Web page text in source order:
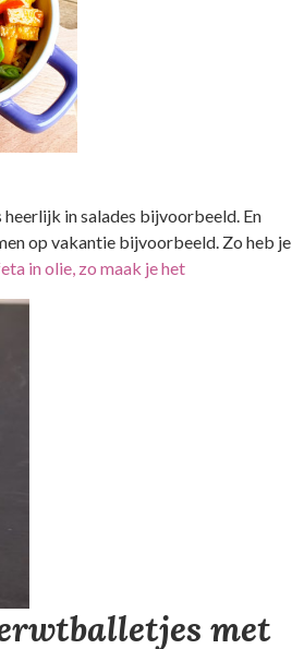
in salades bijvoorbeeld. En
op vakantie bijvoorbeeld. Zo heb je
in olie, zo maak je het
met